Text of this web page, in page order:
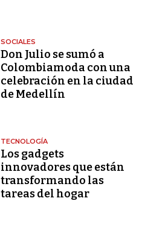
SOCIALES
Don Julio se sumó a
Colombiamoda con una
celebración en la ciudad
de Medellín
TECNOLOGÍA
Los gadgets
innovadores que están
transformando las
tareas del hogar